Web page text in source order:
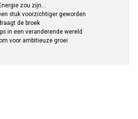
zou zijn…
stuk voorzichtiger geworden
de broek
in een veranderende wereld
voor ambitieuze groei